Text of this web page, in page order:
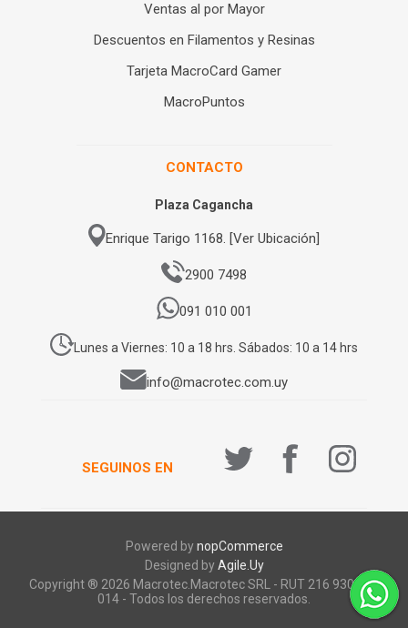
Ventas al por Mayor
Descuentos en Filamentos y Resinas
Tarjeta MacroCard Gamer
MacroPuntos
CONTACTO
Plaza Cagancha
Enrique Tarigo 1168. [Ver Ubicación]
2900 7498
091 010 001
Lunes a Viernes: 10 a 18 hrs. Sábados: 10 a 14 hrs
info@macrotec.com.uy
SEGUINOS EN
Powered bynopCommerce
Designed byAgile.Uy
Copyright ® 2026 Macrotec.Macrotec SRL - RUT 216 930 920
014 - Todos los derechos reservados.